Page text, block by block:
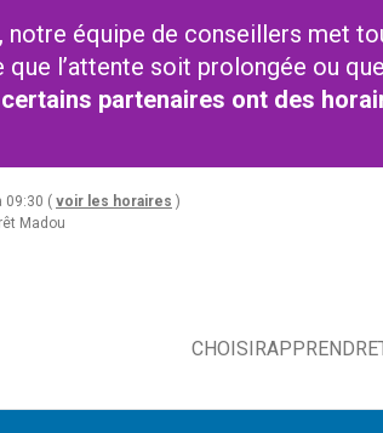
notre équipe de conseillers met
l’attente soit prolongée ou
partenaires ont des
09:30 ( voir les horaires )
Madou
CHOISIRAPPRENDRE